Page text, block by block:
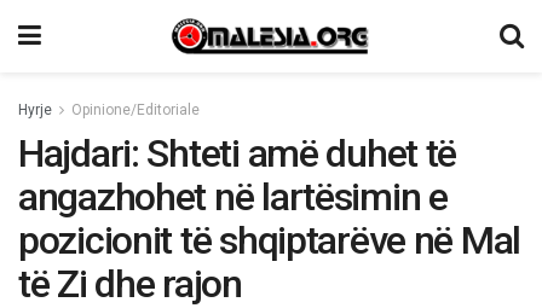
Hyrje Opinione/Editoriale
Hajdari: Shteti amë duhet të
angazhohet në lartësimin e
pozicionit të shqiptarëve në Mal
të Zi dhe rajon